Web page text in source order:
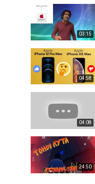
03:15
04:58
04:08
24:50